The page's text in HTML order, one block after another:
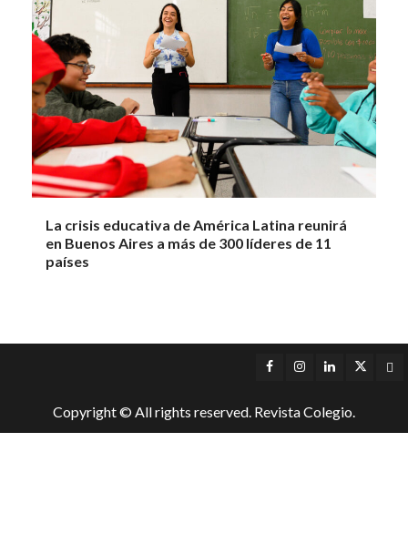
La crisis educativa de América Latina reunirá
en Buenos Aires a más de 300 líderes de 11
países
Facebook
Instagram
LinkedInTwitter
Copyright © All rights reserved. Revista Colegio.